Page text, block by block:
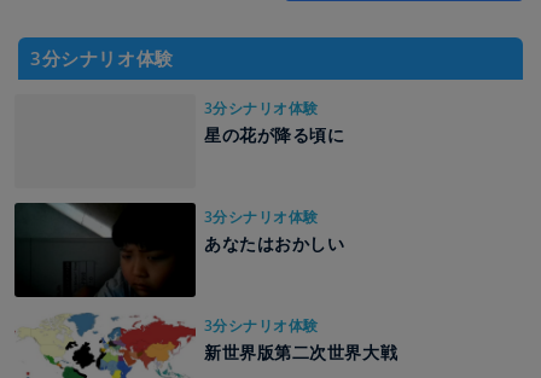
3分シナリオ体験
3分シナリオ体験
星の花が降る頃に
3分シナリオ体験
あなたはおかしい
3分シナリオ体験
新世界版第二次世界大戦